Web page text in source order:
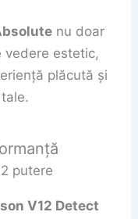
nu doar
vedere estetic,
plăcută și
V12 Detect